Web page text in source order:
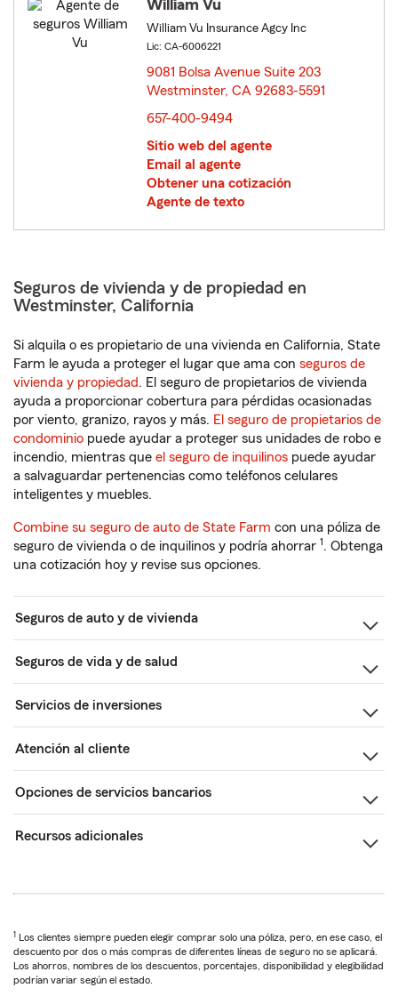
William Vu
William Vu Insurance Agcy Inc
Lic: CA-6006221
9081 Bolsa Avenue Suite 203
Westminster, CA 92683-5591
657-400-9494
Sitio web del agente
Email al agente
Obtener una cotización
Agente de texto
Seguros de vivienda y de propiedad en
Westminster, California
Si alquila o es propietario de una vivienda en California, State
Farm le ayuda a proteger el lugar que ama con seguros de
vivienda y propiedad. El seguro de propietarios de vivienda
ayuda a proporcionar cobertura para pérdidas ocasionadas
por viento, granizo, rayos y más. El seguro de propietarios de
condominio puede ayudar a proteger sus unidades de robo e
incendio, mientras que el seguro de inquilinos puede ayudar
a salvaguardar pertenencias como teléfonos celulares
inteligentes y muebles.
Combine su seguro de auto de State Farm con una póliza de
seguro de vivienda o de inquilinos y podría ahorrar 1. Obtenga
una cotización hoy y revise sus opciones.
Seguros de auto y de vivienda
Seguros de vida y de salud
Servicios de inversiones
Atención al cliente
Opciones de servicios bancarios
Recursos adicionales
1 Los clientes siempre pueden elegir comprar solo una póliza, pero, en ese caso, el
descuento por dos o más compras de diferentes líneas de seguro no se aplicará.
Los ahorros, nombres de los descuentos, porcentajes, disponibilidad y elegibilidad
podrían variar según el estado.